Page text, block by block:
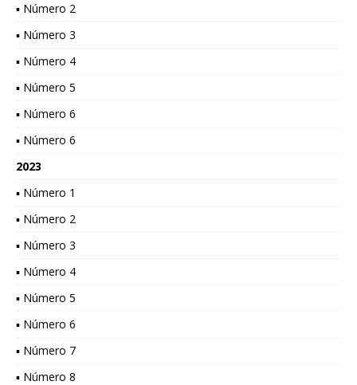
▪ Número 2
▪ Número 3
▪ Número 4
▪ Número 5
▪ Número 6
▪ Número 6
2023
▪ Número 1
▪ Número 2
▪ Número 3
▪ Número 4
▪ Número 5
▪ Número 6
▪ Número 7
▪ Número 8